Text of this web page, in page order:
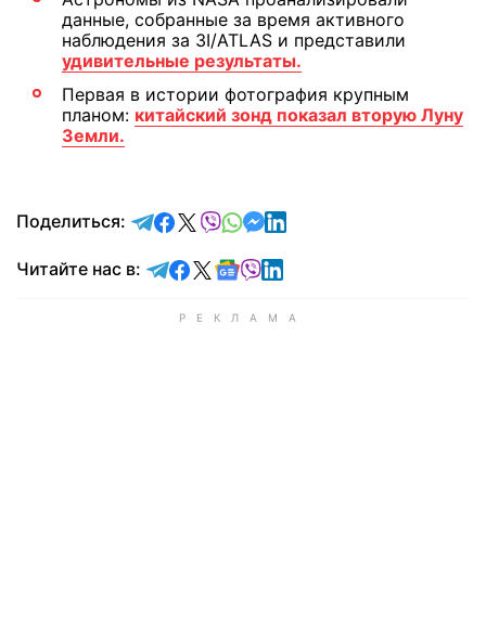
данные, собранные за время активного
наблюдения за 3I/ATLAS и представили
удивительные результаты.
Первая в истории фотография крупным
планом: китайский зонд показал вторую Луну
Земли.
Поделиться: отправить в Telegram
поделиться в Facebook
поделиться в X
отправить в Viber
отправить в Whatsapp
отправить в Messenger
отправить в LinkedIn
Читайте нас в: Читайте в Telegram
Читайте в Facebook
Читайте в X
Читайте в Google news
Читайте в Viber
Читайте в LinkedIn